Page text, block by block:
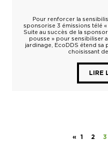
Pour renforcer la
sponsorise 3 émissions télé
Suite au succès de la
pousse » pour sensibiliser
jardinage, EcoDDS étend sa
choisissant
LIRE
« 1 2 3